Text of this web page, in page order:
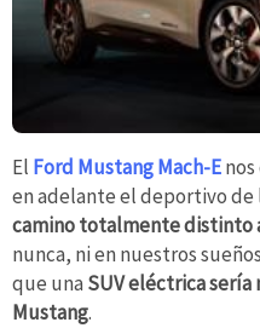
El Ford Mustang Mach-E
en adelante el deportivo de
camino totalmente distinto
nunca, ni en nuestros
que una SUV eléctrica
Mustang.